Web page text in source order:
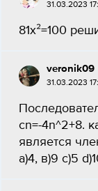
31.03.2023
81x²=100
veronik09
31.03.2023
сn=-4n^2+8.
является
а)4, в)9 с)5